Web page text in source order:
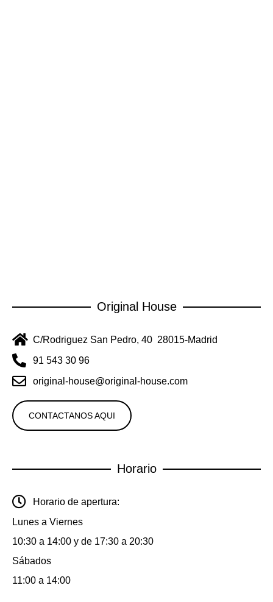
Original House
C/Rodriguez San Pedro, 40 28015-Madrid
91 543 30 96
original-house@original-house.com
CONTACTANOS AQUI
Horario
Horario de apertura:
Lunes a Viernes
10:30 a 14:00 y de 17:30 a 20:30
Sábados
11:00 a 14:00